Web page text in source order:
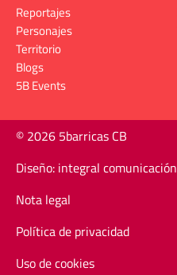
Reportajes
Personajes
Territorio
Blogs
5B Events
© 2026 5barricas CB
Diseño: integral comunicación
Nota legal
Política de privacidad
Uso de cookies